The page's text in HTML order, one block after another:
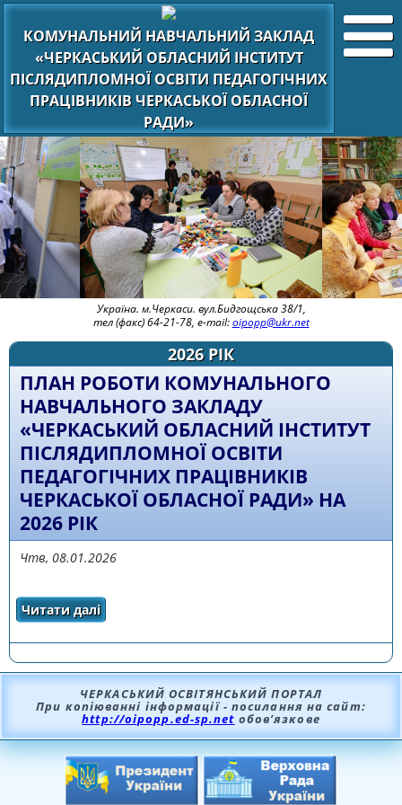
КОМУНАЛЬНИЙ НАВЧАЛЬНИЙ ЗАКЛАД
«ЧЕРКАСЬКИЙ ОБЛАСНИЙ ІНСТИТУТ
ПІСЛЯДИПЛОМНОЇ ОСВІТИ ПЕДАГОГІЧНИХ
ПРАЦІВНИКІВ ЧЕРКАСЬКОЇ ОБЛАСНОЇ
РАДИ»
Україна. м.Черкаси. вул.Бидгощська 38/1,
тел (факс) 64-21-78, e-mail:oipopp@ukr.net
2026 РІК
ПЛАН РОБОТИ КОМУНАЛЬНОГО
НАВЧАЛЬНОГО ЗАКЛАДУ
«ЧЕРКАСЬКИЙ ОБЛАСНИЙ ІНСТИТУТ
ПІСЛЯДИПЛОМНОЇ ОСВІТИ
ПЕДАГОГІЧНИХ ПРАЦІВНИКІВ
ЧЕРКАСЬКОЇ ОБЛАСНОЇ РАДИ» НА
2026 РІК
Чтв, 08.01.2026
Читати далі
ОБЛАСНИЙ ІНСТИТУТ ПІСЛЯДИПЛОМНОЇ
ЧЕРКАСЬКОЇ ОБЛАСНОЇ РАДИ» НА 2026 РІК
ЧЕРКАСЬКИЙ ОСВІТЯНСЬКИЙ ПОРТАЛ
При копіюванні інформації - посилання на сайт:
http://oipopp.ed-sp.net обов’язкове